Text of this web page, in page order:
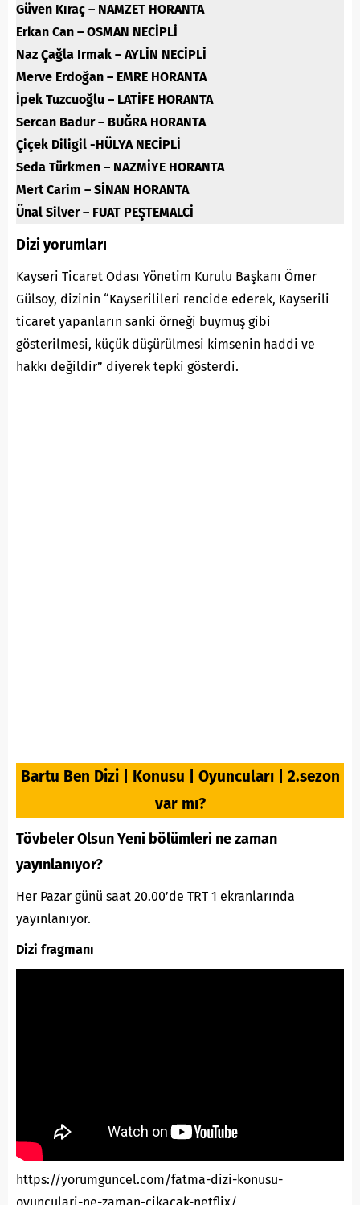
Güven Kıraç – NAMZET HORANTA
Erkan Can – OSMAN NECİPLİ
Naz Çağla Irmak – AYLİN NECİPLİ
Merve Erdoğan – EMRE HORANTA
İpek Tuzcuoğlu – LATİFE HORANTA
Sercan Badur – BUĞRA HORANTA
Çiçek Diligil -HÜLYA NECİPLİ
Seda Türkmen – NAZMİYE HORANTA
Mert Carim – SİNAN HORANTA
Ünal Silver – FUAT PEŞTEMALCİ
Dizi yorumları
Kayseri Ticaret Odası Yönetim Kurulu Başkanı Ömer
Gülsoy, dizinin “Kayserilileri rencide ederek, Kayserili
ticaret yapanların sanki örneği buymuş gibi
gösterilmesi, küçük düşürülmesi kimsenin haddi ve
hakkı değildir” diyerek tepki gösterdi.
Bartu Ben Dizi | Konusu | Oyuncuları | 2.sezon
var mı?
Tövbeler Olsun Yeni bölümleri ne zaman
yayınlanıyor?
Her Pazar günü saat 20.00’de TRT 1 ekranlarında
yayınlanıyor.
Dizi fragmanı
https://yorumguncel.com/fatma-dizi-konusu-